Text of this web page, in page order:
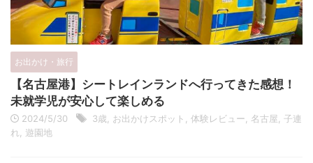
お出かけ・旅行
【名古屋港】シートレインランドへ行ってきた感想！
未就学児が安心して楽しめる
2024/5/30 3歳 お出かけスポット 体験レビュー 名古屋 子連
れ
遊園地